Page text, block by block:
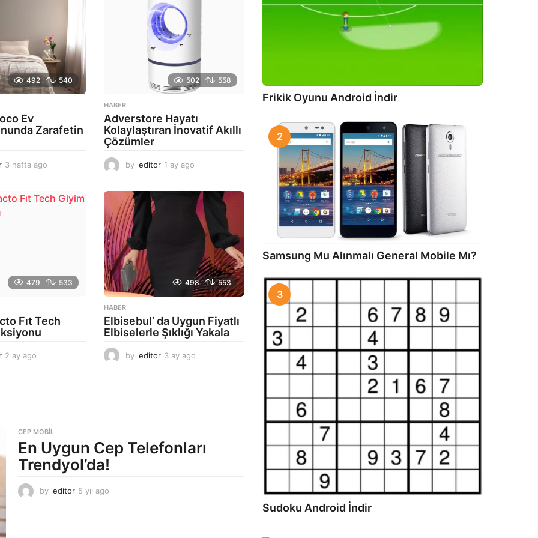
492 540
Ev
Zarafetin
3 hafta ago
a
502 558
HABER
Adverstore Hayatı
Kolaylaştıran İnovatif Akıllı
Çözümler
by editor 1 ay ago
a
g
o
479 533
Fıt Tech
2 ay ago
498 553
HABER
Elbisebul’ da Uygun Fiyatlı
Elbiselerle Şıklığı Yakala
by editor 3 ay ago
CEP MOBIL
En Uygun Cep Telefonları
Trendyol’da!
by editor 5 yıl ago
Frikik Oyunu Android İndir
2
Samsung Mu Alınmalı General Mobile Mı?
3
Sudoku Android İndir